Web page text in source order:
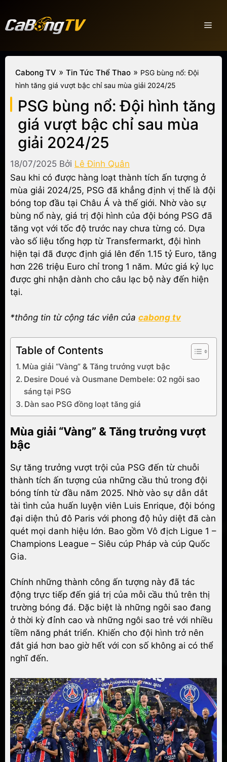
đến
nội
Cabong TV » Tin Tức Thể Thao » PSG bùng nổ: Đội
hình tăng giá vượt bậc chỉ sau mùa giải 2024/25
PSG bùng nổ: Đội hình tăng
giá vượt bậc chỉ sau mùa
giải 2024/25
18/07/2025 Bởi Lê Đinh Quân
Sau khi có được hàng loạt thành tích ấn tượng ở
mùa giải 2024/25, PSG đã khẳng định vị thế là đội
bóng top đầu tại Châu Á và thế giới. Nhờ vào sự
bùng nổ này, giá trị đội hình của đội bóng PSG đã
tăng vọt với tốc độ trước nay chưa từng có. Dựa
vào số liệu tổng hợp từ Transfermarkt, đội hình
hiện tại đã được định giá lên đến 1.15 tỷ Euro, tăng
hơn 226 triệu Euro chỉ trong 1 năm. Mức giá kỷ lục
được ghi nhận dành cho câu lạc bộ này đến hiện
tại.
*thông tin từ cộng tác viên của cabong tv
Table of Contents
Mùa giải “Vàng” & Tăng trưởng vượt bậc
Desire Doué và Ousmane Dembele: 02 ngôi sao
sáng tại PSG
Dàn sao PSG đồng loạt tăng giá
Mùa giải “Vàng” & Tăng trưởng vượt
bậc
Sự tăng trưởng vượt trội của PSG đến từ chuỗi
thành tích ấn tượng của những cầu thủ trong đội
bóng tính từ đầu năm 2025. Nhờ vào sự dẫn dắt
tài tình của huấn luyện viên Luis Enrique, đội bóng
đại diện thủ đô Paris với phong độ hủy diệt đã càn
quét mọi danh hiệu lớn. Bao gồm Vô địch Ligue 1 –
Champions League – Siêu cúp Pháp và cúp Quốc
Gia.
Chính những thành công ấn tượng này đã tác
động trực tiếp đến giá trị của mỗi cầu thủ trên thị
trường bóng đá. Đặc biệt là những ngôi sao đang
ở thời kỳ đỉnh cao và những ngôi sao trẻ với nhiều
tiềm năng phát triển. Khiến cho đội hình trở nên
đắt giá hơn bao giờ hết với con số không ai có thể
nghĩ đến.